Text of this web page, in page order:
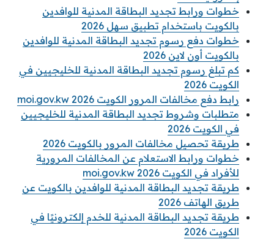
خطوات ورابط تجديد البطاقة المدنية للوافدين
بالكويت باستخدام تطبيق سهل 2026
خطوات دفع رسوم تجديد البطاقة المدنية للوافدين
بالكويت أون لاين 2026
كم تبلغ رسوم تجديد البطاقة المدنية للخليجيين في
الكويت 2026
رابط دفع مخالفات المرور الكويت 2026 moi.gov.kw
متطلبات وشروط تجديد البطاقة المدنية للخليجيين
في الكويت 2026
طريقة تحصيل مخالفات المرور بالكويت 2026
خطوات ورابط الاستعلام عن المخالفات المرورية
للأفراد في الكويت 2026 moi.gov.kw
طريقة تجديد البطاقة المدنية للوافدين بالكويت عن
طريق الهاتف 2026
طريقة تجديد البطاقة المدنية للخدم إلكترونيًا في
الكويت 2026